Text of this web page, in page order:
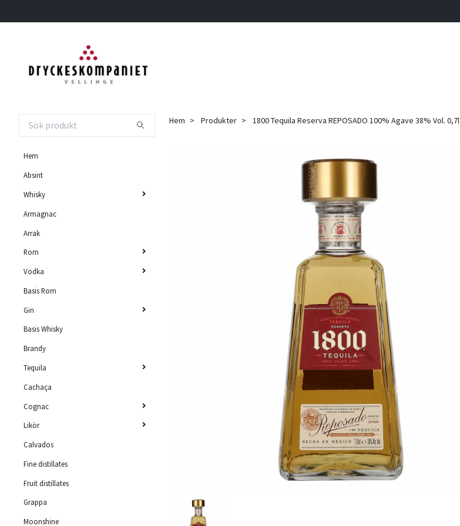
Hem
Absint
Whisky
Armagnac
Arrak
Rom
Vodka
Basis Rom
Gin
Basis Whisky
Brandy
Tequila
Cachaça
Cognac
Likör
Calvados
Fine distillates
Fruit distillates
Grappa
Moonshine
Hem Produkter 1800 Tequila Reserva REPOSADO 100% Agave 38% Vol. 0,7l